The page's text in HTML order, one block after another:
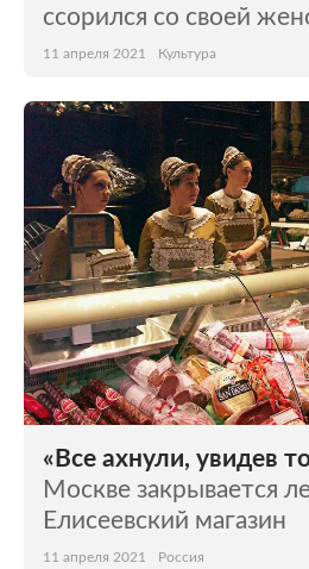
ссорился со своей
11 апреля 2021 Культура
«Все ахнули, увидев
Москве закрывается
Елисеевский магазин
11 апреля 2021 Россия